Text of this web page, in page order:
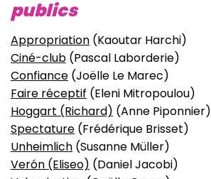
publics
Appropriation (Kaoutar Harchi)
Ciné-club (Pascal Laborderie)
Confiance (Joëlle Le Marec)
Faire réceptif (Eleni Mitropoulou)
Hoggart (Richard) (Anne Piponnier)
Spectature (Frédérique Brisset)
Unheimlich (Susanne Müller)
Verón (Eliseo) (Daniel Jacobi)